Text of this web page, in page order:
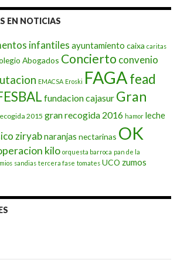
EN NOTICIAS
infantiles ayuntamiento caixa caritas
Abogados Concierto convenio
EMACSA Eroski FAGAfead
fundacion cajasur Gran
2015 gran recogida 2016 hamor leche
ziryabnaranjas nectarinas OK
kilo orquesta barroca pan de la
sandias tercera fase tomates UCO zumos